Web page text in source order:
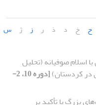
ح خ د ذ ر ز ژ س
با اسلام صوفیانه (تحلیل
کردستان)
[دوره 10، 2-
بزرگ با تأکید بر